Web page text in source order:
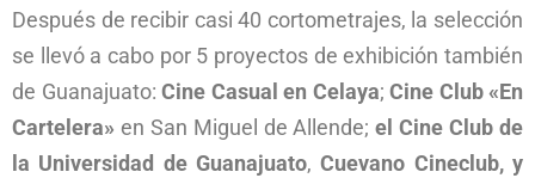
Después de recibir casi 40 cortometrajes, la selección
se llevó a cabo por 5 proyectos de exhibición también
de Guanajuato: Cine Casual en Celaya; Cine Club «En
Cartelera» en San Miguel de Allende;el Cine Club de
la Universidad de Guanajuato,Cuevano Cineclub, y